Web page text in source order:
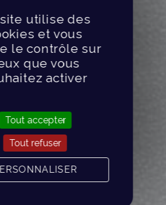
utilise des
et vous
le contrôle sur
que vous
activer
Tout accepter
Tout refuser